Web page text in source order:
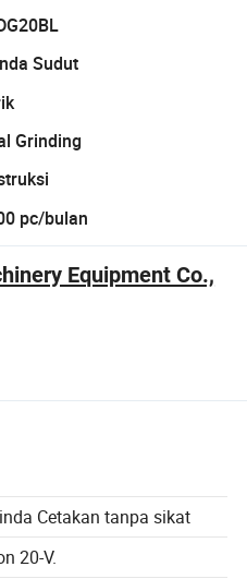
Sudut
Grinding
pc/bulan
Equipment Co.,
Cetakan tanpa sikat